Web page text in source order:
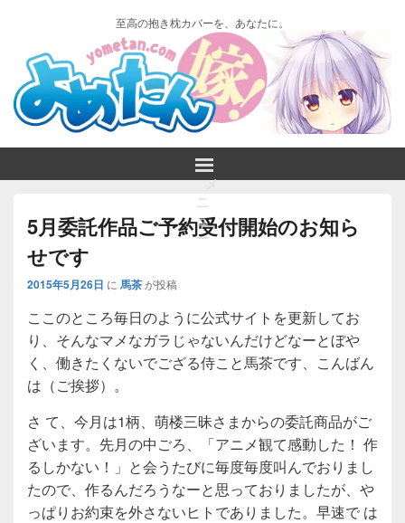
至高の抱き枕カバーを、あなたに。
メ
ニ
ュ
ー
5月委託作品ご予約受付開始のお知ら
せです
2015年5月26日 に 馬茶が投稿
ここのところ毎日のように公式サイトを更新してお
り、そんなマメなガラじゃないんだけどなーとぼや
く、働きたくないでござる侍こと馬茶です、こんばん
は（ご挨拶）。
さ て、今月は1柄、萌楼三昧さまからの委託商品がご
ざいます。先月の中ごろ、「アニメ観て感動した！ 作
るしかない！」と会うたびに毎度毎度叫んでおりまし
たので、作るんだろうなーと思っておりましたが、や
っぱりお約束を外さないヒトでありました。早速で は